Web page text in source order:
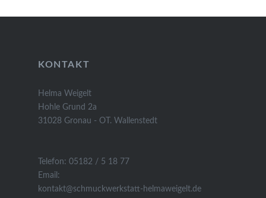
KONTAKT
Helma Weigelt
Hohle Grund 2a
31028 Gronau - OT. Wallenstedt
Telefon: 05182 / 5 18 77
Email:
kontakt@schmuckwerkstatt-helmaweigelt.de